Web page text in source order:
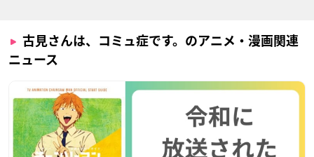
古見さんは、コミュ症です。のアニメ・漫画関連
ニュース